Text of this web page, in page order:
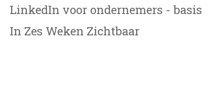
LinkedIn voor ondernemers - basis
In Zes Weken Zichtbaar